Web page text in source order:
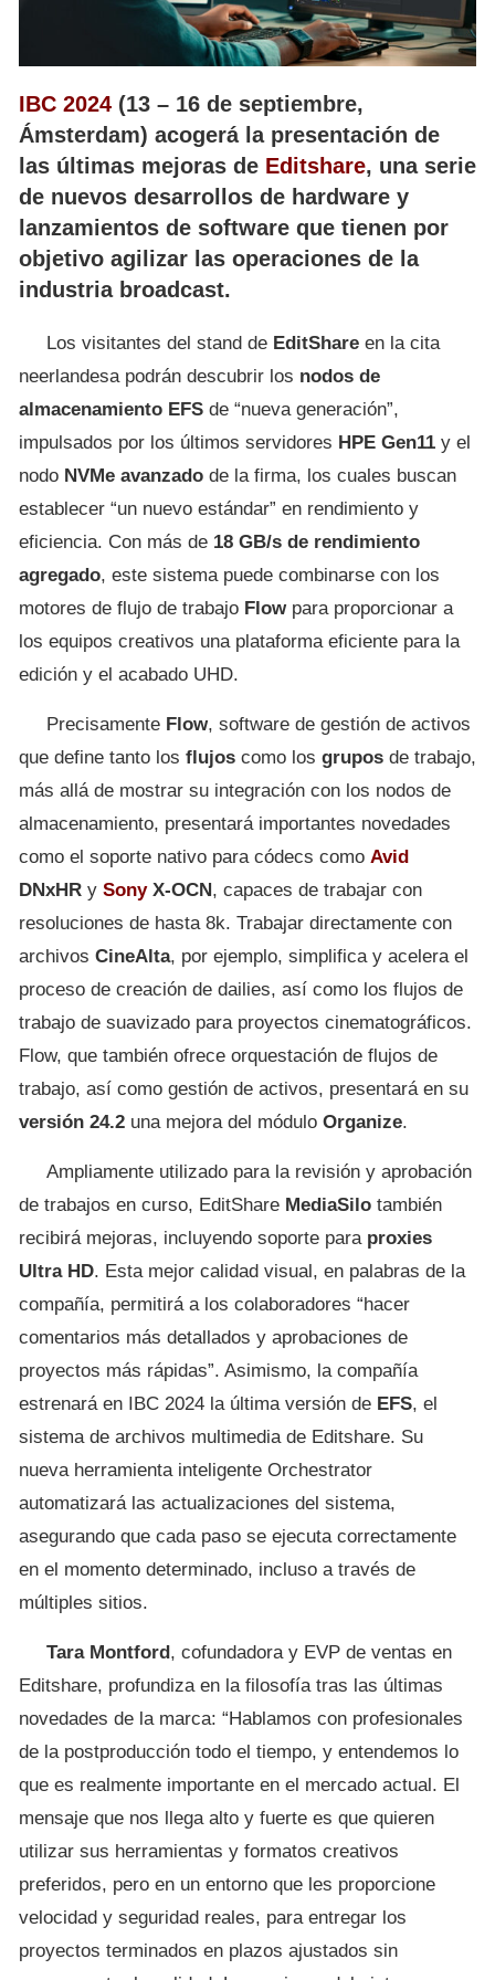
IBC 2024 (13 – 16 de septiembre,
Ámsterdam) acogerá la presentación de
las últimas mejoras de Editshare, una serie
de nuevos desarrollos de hardware y
lanzamientos de software que tienen por
objetivo agilizar las operaciones de la
industria broadcast.
Los visitantes del stand de EditShare en la cita
neerlandesa podrán descubrir los nodos de
almacenamiento EFS de “nueva generación”,
impulsados por los últimos servidores HPE Gen11 y el
nodo NVMe avanzado de la firma, los cuales buscan
establecer “un nuevo estándar” en rendimiento y
eficiencia. Con más de 18 GB/s de rendimiento
agregado, este sistema puede combinarse con los
motores de flujo de trabajo Flowpara proporcionar a
los equipos creativos una plataforma eficiente para la
edición y el acabado UHD.
Precisamente Flow, software de gestión de activos
que define tanto los flujos como los grupos de trabajo,
más allá de mostrar su integración con los nodos de
almacenamiento, presentará importantes novedades
como el soporte nativo para códecs como Avid
DNxHR y SonyX-OCN, capaces de trabajar con
resoluciones de hasta 8k. Trabajar directamente con
archivos CineAlta, por ejemplo, simplifica y acelera el
proceso de creación de dailies, así como los flujos de
trabajo de suavizado para proyectos cinematográficos.
Flow, que también ofrece orquestación de flujos de
trabajo, así como gestión de activos, presentará en su
versión 24.2 una mejora del módulo Organize.
Ampliamente utilizado para la revisión y aprobación
de trabajos en curso, EditShare MediaSilo también
recibirá mejoras, incluyendo soporte para proxies
Ultra HD. Esta mejor calidad visual, en palabras de la
compañía, permitirá a los colaboradores “hacer
comentarios más detallados y aprobaciones de
proyectos más rápidas”. Asimismo, la compañía
estrenará en IBC 2024 la última versión de EFS, el
sistema de archivos multimedia de Editshare. Su
nueva herramienta inteligente Orchestrator
automatizará las actualizaciones del sistema,
asegurando que cada paso se ejecuta correctamente
en el momento determinado, incluso a través de
múltiples sitios.
Tara Montford, cofundadora y EVP de ventas en
Editshare, profundiza en la filosofía tras las últimas
novedades de la marca: “Hablamos con profesionales
de la postproducción todo el tiempo, y entendemos lo
que es realmente importante en el mercado actual. El
mensaje que nos llega alto y fuerte es que quieren
utilizar sus herramientas y formatos creativos
preferidos, pero en un entorno que les proporcione
velocidad y seguridad reales, para entregar los
proyectos terminados en plazos ajustados sin